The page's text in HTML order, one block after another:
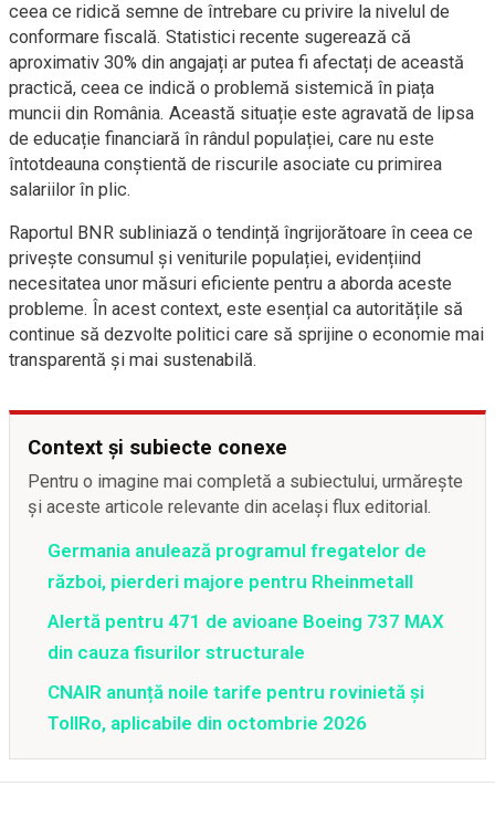
ceea ce ridică semne de întrebare cu privire la nivelul de
conformare fiscală. Statistici recente sugerează că
aproximativ 30% din angajați ar putea fi afectați de această
practică, ceea ce indică o problemă sistemică în piața
muncii din România. Această situație este agravată de lipsa
de educație financiară în rândul populației, care nu este
întotdeauna conștientă de riscurile asociate cu primirea
salariilor în plic.
Raportul BNR subliniază o tendință îngrijorătoare în ceea ce
privește consumul și veniturile populației, evidențiind
necesitatea unor măsuri eficiente pentru a aborda aceste
probleme. În acest context, este esențial ca autoritățile să
continue să dezvolte politici care să sprijine o economie mai
transparentă și mai sustenabilă.
Context și subiecte conexe
Pentru o imagine mai completă a subiectului, urmărește
și aceste articole relevante din același flux editorial.
Germania anulează programul fregatelor de
război, pierderi majore pentru Rheinmetall
Alertă pentru 471 de avioane Boeing 737 MAX
din cauza fisurilor structurale
CNAIR anunță noile tarife pentru rovinietă și
TollRo, aplicabile din octombrie 2026